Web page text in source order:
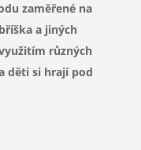
zaměřené na
a jiných
různých
děti si hrají pod